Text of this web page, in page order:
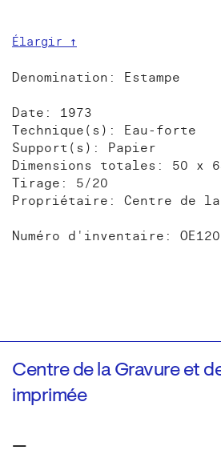
Élargir ↑
Denomination: Estampe
Date: 1973
Technique(s): Eau-forte
Support(s): Papier
Dimensions totales: 50 x
Tirage: 5/20
Propriétaire: Centre de la
Numéro d'inventaire:
Centre de la Gravure et
imprimée
—